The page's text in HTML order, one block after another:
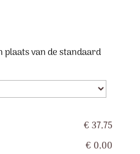
van de standaard
€ 37,75
€ 0,00